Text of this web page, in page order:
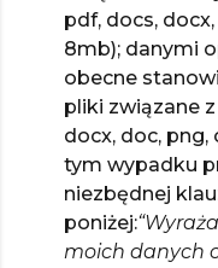
pdf, docs,
8mb); danymi
obecne
pliki związane
docx, doc, png,
tym wypadku
niezbędnej
poniżej:
moich danych